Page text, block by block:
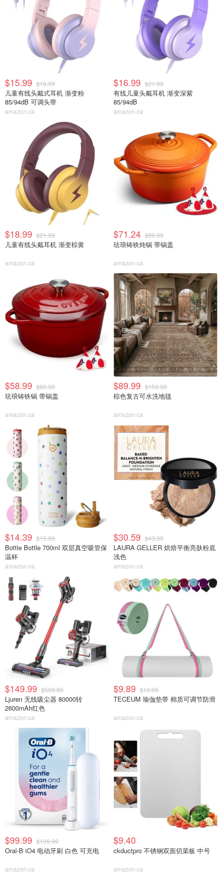
$15.99 $18.99
儿童有线头戴式耳机 渐变粉
85/94dB 可调头带
amazon.ca
$16.99 $21.99
有线儿童头戴耳机 渐变深紫
85/94dB
amazon.ca
$18.99 $21.99
儿童有线头戴耳机 渐变棕黄
amazon.ca
$71.24 $89.99
珐琅铸铁炖锅 带锅盖
amazon.ca
$58.99 $89.99
珐琅铸铁锅 带锅盖
amazon.ca
$89.99 $159.99
棕色复古可水洗地毯
amazon.ca
$14.39 $15.99
Bottle Bottle 700ml 双层真空吸管保
温杯
amazon.ca
$30.59 $43.00
LAURA GELLER 烘焙平衡亮肤粉底
浅色
amazon.ca
$149.99 $509.99
Ljuren 无线吸尘器 80000转
2600mAh红色
amazon.ca
$9.89 $10.99
TECEUM 瑜伽垫带 棉质可调节防滑
amazon.ca
$99.99 $139.99
Oral-B iO4 电动牙刷 白色 可充电
amazon.ca
$9.40
ckductpro 不锈钢双面切菜板 中号
amazon.ca